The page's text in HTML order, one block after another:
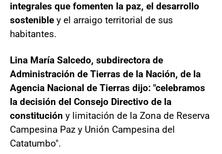
integrales que fomenten la paz, el desarrollo
sostenible y el arraigo territorial de sus
habitantes.
Lina María Salcedo, subdirectora de
Administración de Tierras de la Nación, de la
Agencia Nacional de Tierras dijo: "celebramos
la decisión del Consejo Directivo de la
constitución y limitación de la Zona de Reserva
Campesina Paz y Unión Campesina del
Catatumbo".